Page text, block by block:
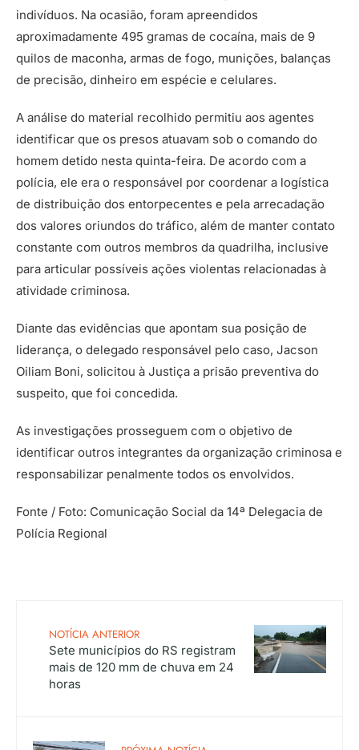
indivíduos. Na ocasião, foram apreendidos
aproximadamente 495 gramas de cocaína, mais de 9
quilos de maconha, armas de fogo, munições, balanças
de precisão, dinheiro em espécie e celulares.
A análise do material recolhido permitiu aos agentes
identificar que os presos atuavam sob o comando do
homem detido nesta quinta-feira. De acordo com a
polícia, ele era o responsável por coordenar a logística
de distribuição dos entorpecentes e pela arrecadação
dos valores oriundos do tráfico, além de manter contato
constante com outros membros da quadrilha, inclusive
para articular possíveis ações violentas relacionadas à
atividade criminosa.
Diante das evidências que apontam sua posição de
liderança, o delegado responsável pelo caso, Jacson
Oiliam Boni, solicitou à Justiça a prisão preventiva do
suspeito, que foi concedida.
As investigações prosseguem com o objetivo de
identificar outros integrantes da organização criminosa e
responsabilizar penalmente todos os envolvidos.
Fonte / Foto: Comunicação Social da 14ª Delegacia de
Polícia Regional
NOTÍCIA ANTERIOR
Sete municípios do RS registram
mais de 120 mm de chuva em 24
horas